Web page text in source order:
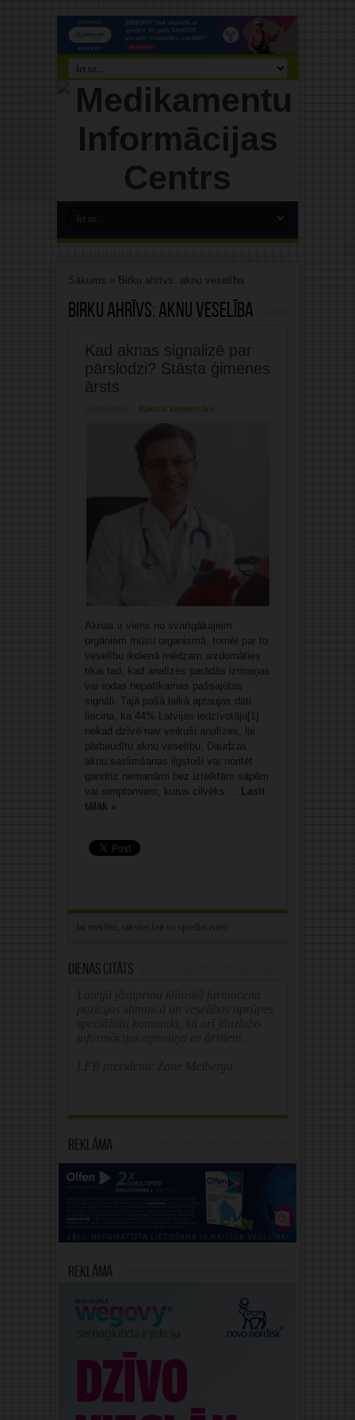
Sākums » Birku ahrīvs: aknu veselība
Birku ahrīvs: aknu veselība
Kad aknas signalizē par
pārslodzi? Stāsta ģimenes
ārsts
Rakstīt komentāru
Aknas ir viens no svarīgākajiem
orgāniem mūsu organismā, tomēr par to
veselību ikdienā mēdzam aizdomāties
tikai tad, kad analīzēs parādās izmaiņas
vai rodas nepatīkamas pašsajūtas
signāli. Tajā pašā laikā aptaujas dati
liecina, ka 44% Latvijas iedzīvotāju[1]
nekad dzīvē nav veikuši analīzes, lai
pārbaudītu aknu veselību. Daudzas
aknu saslimšanas ilgstoši var noritēt
gandrīz nemanāmi bez izteiktām sāpēm
vai simptomiem, kurus cilvēks ... Lasīt
tālāk »
Dienas citāts
Reklāma
Reklāma